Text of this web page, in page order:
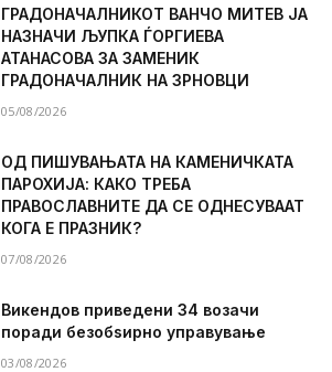
ГРАДОНАЧАЛНИКОТ ВАНЧО МИТЕВ ЈА
НАЗНАЧИ ЉУПКА ЃОРГИЕВА
АТАНАСОВА ЗА ЗАМЕНИК
ГРАДОНАЧАЛНИК НА ЗРНОВЦИ
05/08/2026
ОД ПИШУВАЊАТА НА КАМЕНИЧКАТА
ПАРОХИЈА: КАКО ТРЕБА
ПРАВОСЛАВНИТЕ ДА СЕ ОДНЕСУВААТ
КОГА Е ПРАЗНИК?
07/08/2026
Викендов приведени 34 возачи
поради безобѕирно управување
03/08/2026